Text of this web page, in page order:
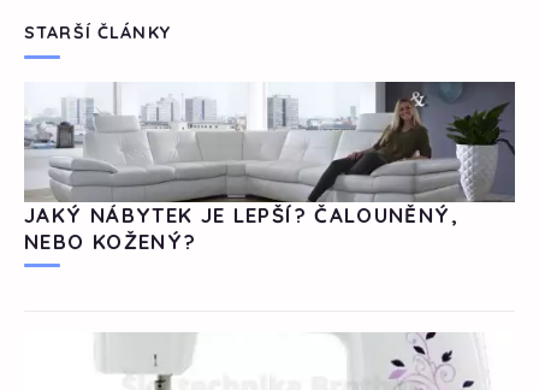
STARŠÍ ČLÁNKY
JAKÝ NÁBYTEK JE LEPŠÍ? ČALOUNĚNÝ,
NEBO KOŽENÝ?